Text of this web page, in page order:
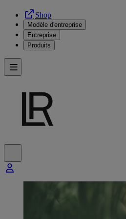
Shop
Modèle d'entreprise
Entreprise
Produits